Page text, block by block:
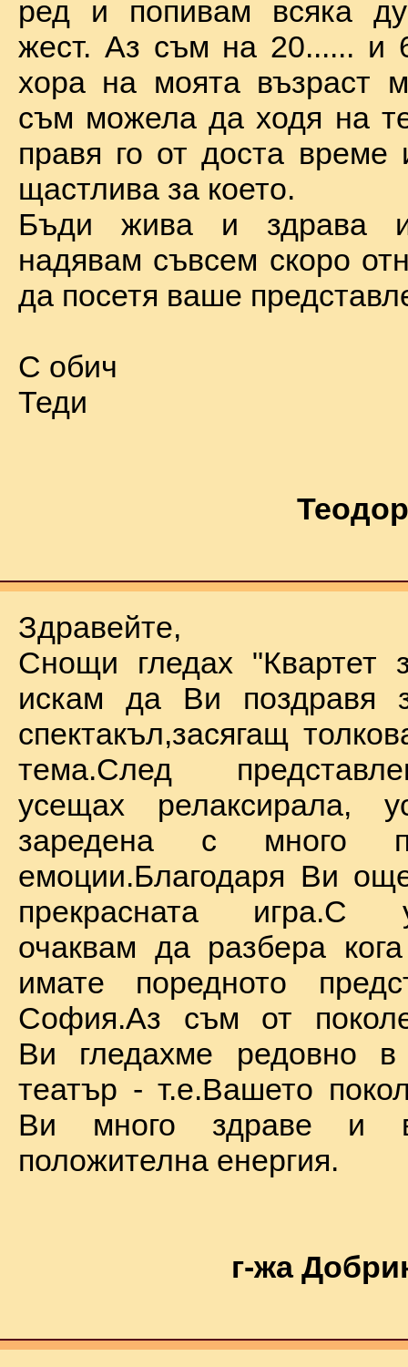
ред и попивам всяка
жест. Аз съм на 20...... и
хора на моята възраст
съм можела да ходя на
правя го от доста време
щастлива за което.
Бъди жива и здрава
надявам съвсем скоро
да посетя ваше
С обич
Теди
Здравейте,
Снощи гледах "Квартет
искам да Ви поздравя
спектакъл,засягащ
тема.След
усещах релаксирала,
заредена с много
емоции.Благодаря Ви
прекрасната игра.С
очаквам да разбера
имате поредното
София.Аз съм от
Ви гледахме редовно
театър - т.е.Вашето
Ви много здраве и
положителна енергия.
г-жа